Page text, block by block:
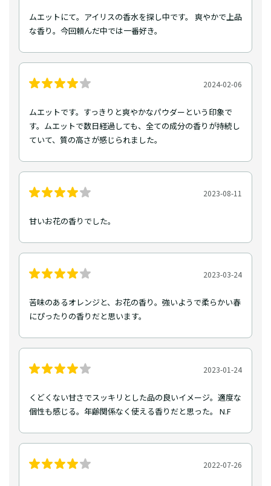
ムエットにて。アイリスの香水を探し中です。 爽やかで上品
な香り。今回頼んだ中では一番好き。
2024-02-06
ムエットです。すっきりと爽やかなパウダーという印象で
す。ムエットで数日経過しても、全ての成分の香りが持続し
ていて、質の高さが感じられました。
2023-08-11
甘いお花の香りでした。
2023-03-24
苦味のあるオレンジと、お花の香り。強いようで柔らかい春
にぴったりの香りだと思います。
2023-01-24
くどくない甘さでスッキリとした品の良いイメージ。適度な
個性も感じる。年齢関係なく使える香りだと思った。 N.F
2022-07-26